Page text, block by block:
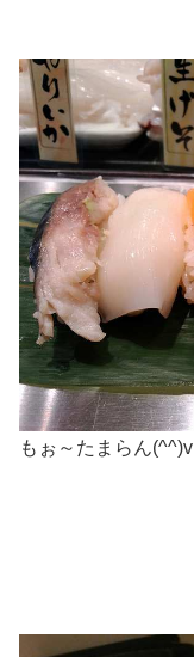
もぉ～たまらん(^^)v